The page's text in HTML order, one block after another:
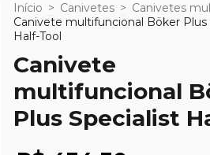
Início > Canivetes > Canivetes
Canivete multifuncional Böker Plus
Half-Tool
Canivete
multifuncional
Plus Specialist